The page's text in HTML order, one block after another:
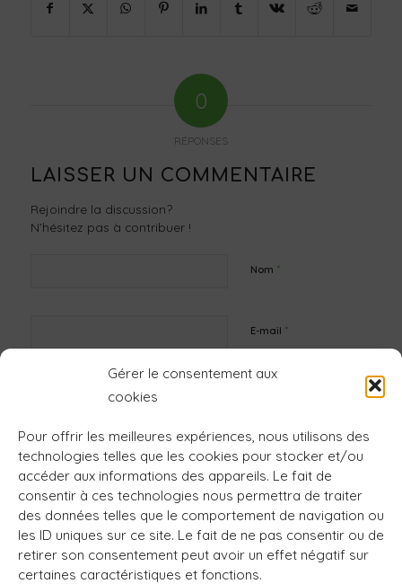
Gérer le consentement aux
cookies
Pour offrir les meilleures expériences, nous utilisons des
technologies telles que les cookies pour stocker et/ou
accéder aux informations des appareils. Le fait de
consentir à ces technologies nous permettra de traiter
des données telles que le comportement de navigation ou
les ID uniques sur ce site. Le fait de ne pas consentir ou de
retirer son consentement peut avoir un effet négatif sur
certaines caractéristiques et fonctions.
0
RÉPONSES
LAISSER UN COMMENTAIRE
Rejoindre la discussion?
N’hésitez pas à contribuer !
Nom *
E-mail *